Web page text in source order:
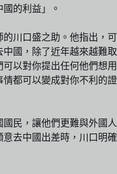
的利益」。
的川口盛之助。他指出，可
國，除了近年越來越難取
以對你提出任何他們想用
都可以變成對你不利的證
民，讓他們更難與外國人
去中國出差時，川口明確